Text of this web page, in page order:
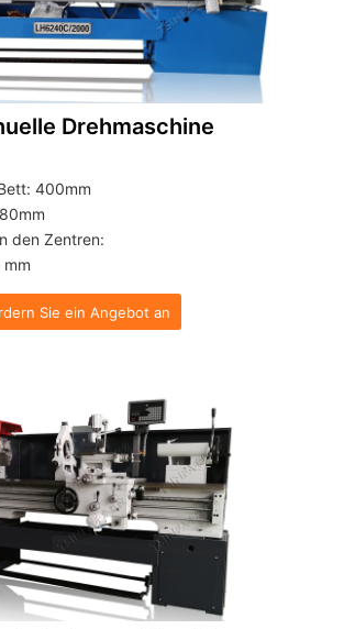
Drehmaschine
400mm
den Zentren:
Sie ein Angebot an